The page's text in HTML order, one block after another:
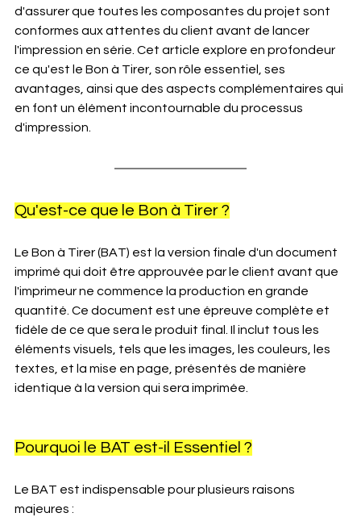
d'assurer que toutes les composantes du projet sont
conformes aux attentes du client avant de lancer
l'impression en série. Cet article explore en profondeur
ce qu'est le Bon à Tirer, son rôle essentiel, ses
avantages, ainsi que des aspects complémentaires qui
en font un élément incontournable du processus
d'impression.
Qu'est-ce que le Bon à Tirer ?
Le Bon à Tirer (BAT) est la version finale d'un document
imprimé qui doit être approuvée par le client avant que
l'imprimeur ne commence la production en grande
quantité. Ce document est une épreuve complète et
fidèle de ce que sera le produit final. Il inclut tous les
éléments visuels, tels que les images, les couleurs, les
textes, et la mise en page, présentés de manière
identique à la version qui sera imprimée.
Pourquoi le BAT est-il Essentiel ?
Le BAT est indispensable pour plusieurs raisons
majeures :